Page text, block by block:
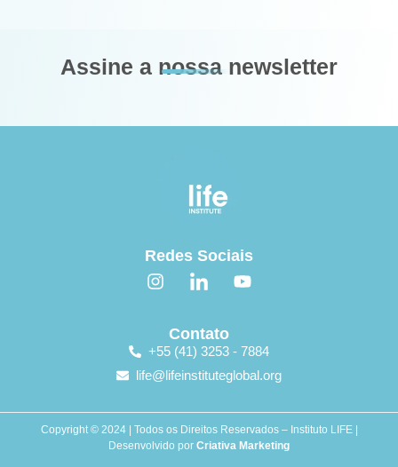
Assine a nossa newsletter
Redes Sociais
Contato
+55 (41) 3253 - 7884
life@lifeinstituteglobal.org
Copyright © 2024 | Todos os Direitos Reservados – Instituto LIFE |
Desenvolvido por Criativa Marketing